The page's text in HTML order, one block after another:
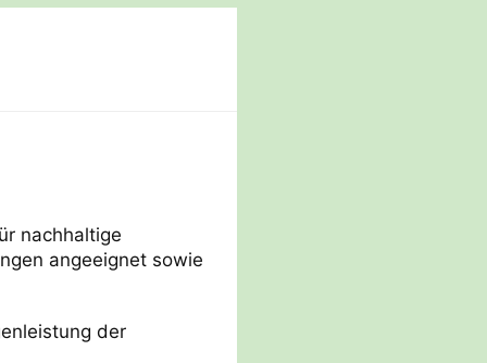
nachhaltige
angeeignet sowie
der